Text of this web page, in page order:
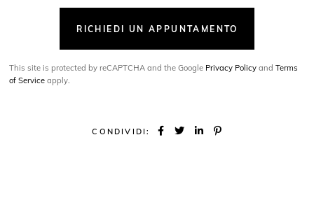
RICHIEDI UN APPUNTAMENTO
This site is protected by reCAPTCHA and the Google Privacy Policy andTerms
of Service apply.
CONDIVIDI: